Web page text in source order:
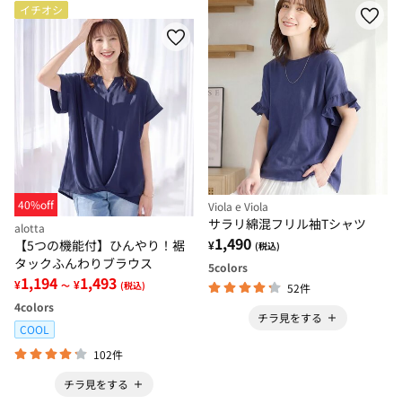
イチオシ
40%off
alotta
【5つの機能付】ひんやり！裾
タックふんわりブラウス
¥1,194 ～ ¥1,493 (税込)
4colors
COOL
102件
チラ見をする
Viola e Viola
サラリ綿混フリル袖Tシャツ
¥1,490 (税込)
5colors
52件
チラ見をする